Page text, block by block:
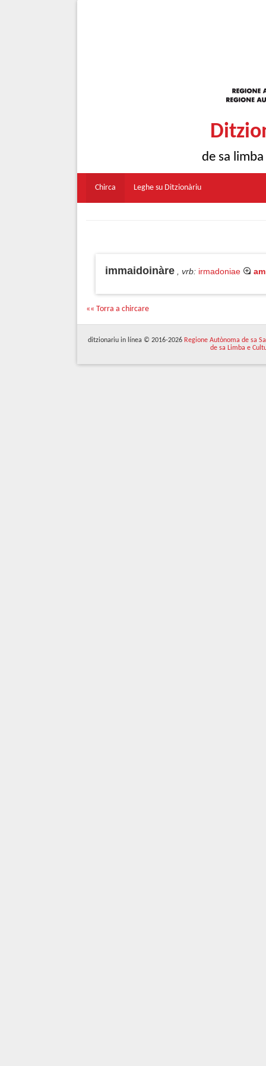
de sa
Chirca Leghe su Ditzionàriu
immaidoinàre , vrb: irmadoniae
«« Torra a chircare
ditzionariu in línea © 2016-2026 Regione Autònoma de sa
de sa Limba e